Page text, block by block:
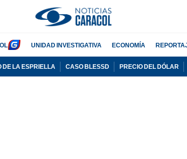
UNIDAD INVESTIGATIVA ECONOMÍA
DE LA ESPRIELLA CASO BLESSD PRECIO DEL DÓLAR